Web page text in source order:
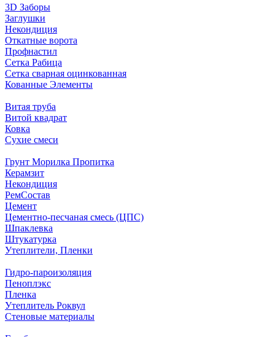
3D Заборы
Заглушки
Некондиция
Откатные ворота
Профнастил
Сетка Рабица
Сетка сварная оцинкованная
Кованные Элементы
Витая труба
Витой квадрат
Ковка
Сухие смеси
Грунт Морилка Пропитка
Керамзит
Некондиция
РемСостав
Цемент
Цементно-песчаная смесь (ЦПС)
Шпаклевка
Штукатурка
Утеплители, Пленки
Гидро-пароизоляция
Пеноплэкс
Пленка
Утеплитель Роквул
Стеновые материалы